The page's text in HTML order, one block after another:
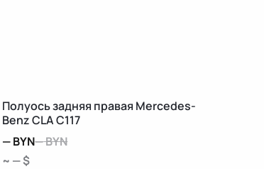
Полуось задняя правая Mercedes-
Benz CLA C117
—BYN—BYN
~ — $